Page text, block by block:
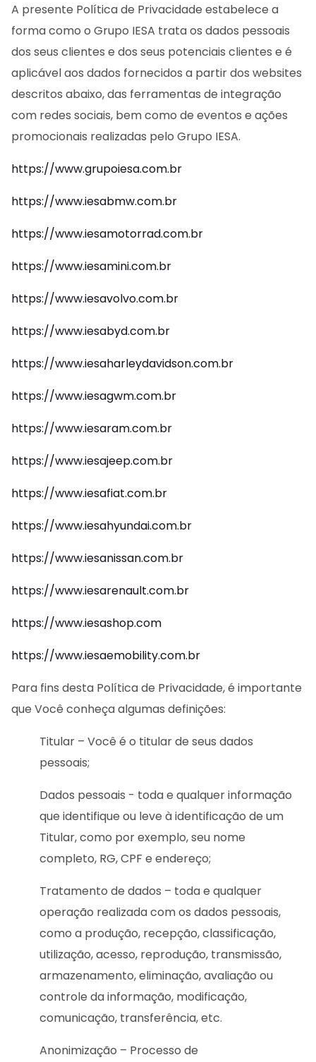
A presente Política de Privacidade estabelece a
forma como o Grupo IESA trata os dados pessoais
dos seus clientes e dos seus potenciais clientes e é
aplicável aos dados fornecidos a partir dos websites
descritos abaixo, das ferramentas de integração
com redes sociais, bem como de eventos e ações
promocionais realizadas pelo Grupo IESA.
https://www.grupoiesa.com.br
https://www.iesabmw.com.br
https://www.iesamotorrad.com.br
https://www.iesamini.com.br
https://www.iesavolvo.com.br
https://www.iesabyd.com.br
https://www.iesaharleydavidson.com.br
https://www.iesagwm.com.br
https://www.iesaram.com.br
https://www.iesajeep.com.br
https://www.iesafiat.com.br
https://www.iesahyundai.com.br
https://www.iesanissan.com.br
https://www.iesarenault.com.br
https://www.iesashop.com
https://www.iesaemobility.com.br
Para fins desta Política de Privacidade, é importante
que Você conheça algumas definições:
Titular – Você é o titular de seus dados
pessoais;
Dados pessoais - toda e qualquer informação
que identifique ou leve à identificação de um
Titular, como por exemplo, seu nome
completo, RG, CPF e endereço;
Tratamento de dados – toda e qualquer
operação realizada com os dados pessoais,
como a produção, recepção, classificação,
utilização, acesso, reprodução, transmissão,
armazenamento, eliminação, avaliação ou
controle da informação, modificação,
comunicação, transferência, etc.
Anonimização – Processo de